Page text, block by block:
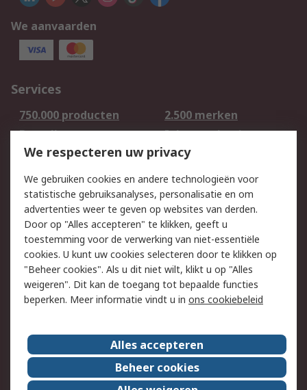
We aanvaarden
Services
750.000 producten
2.500 merken
Bestellen
Inkoopoplossingen
Retouren
Technisch advies
Track & Trace
Wettelijk
Cookiebeleid
Email veiligheid
Privacybeleid -
Bijgewerkt
Websitevoorwaarden
Algemene
verkoopvoorwaarden
Over RS
RS Group
Over ons
RS wereldwijd
Werken bij RS
We respecteren uw privacy
We gebruiken cookies en andere technologieën voor
statistische gebruiksanalyses, personalisatie en om
advertenties weer te geven op websites van derden.
Door op "Alles accepteren" te klikken, geeft u
toestemming voor de verwerking van niet-essentiële
cookies. U kunt uw cookies selecteren door te klikken op
"Beheer cookies". Als u dit niet wilt, klikt u op "Alles
weigeren". Dit kan de toegang tot bepaalde functies
beperken. Meer informatie vindt u in ons cookiebeleid
Alles accepteren
Beheer cookies